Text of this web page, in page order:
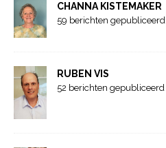
CHANNA KISTEMAKER
59 berichten gepubliceerd
RUBEN VIS
52 berichten gepubliceerd